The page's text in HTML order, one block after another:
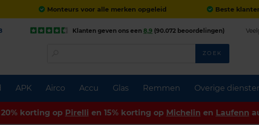
Monteurs voor alle merken opgeleid Beste
APK Airco Accu Glas Remmen Overige
Klanten geven ons een 8,9 (90.072 beoordelingen)
ZOEK
korting op Pirelli en 15% korting op Michelin en Laufenn